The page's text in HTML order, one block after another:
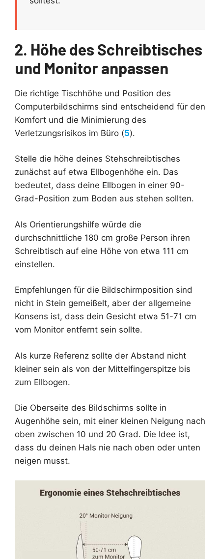
2. Höhe des Schreibtisches
und Monitor anpassen
Die richtige Tischhöhe und Position des
Computerbildschirms sind entscheidend für den
Komfort und die Minimierung des
Verletzungsrisikos im Büro (5).
Stelle die höhe deines Stehschreibtisches
zunächst auf etwa Ellbogenhöhe ein. Das
bedeutet, dass deine Ellbogen in einer 90-
Grad-Position zum Boden aus stehen sollten.
Als Orientierungshilfe würde die
durchschnittliche 180 cm große Person ihren
Schreibtisch auf eine Höhe von etwa 111 cm
einstellen.
Empfehlungen für die Bildschirmposition sind
nicht in Stein gemeißelt, aber der allgemeine
Konsens ist, dass dein Gesicht etwa 51-71 cm
vom Monitor entfernt sein sollte.
Als kurze Referenz sollte der Abstand nicht
kleiner sein als von der Mittelfingerspitze bis
zum Ellbogen.
Die Oberseite des Bildschirms sollte in
Augenhöhe sein, mit einer kleinen Neigung nach
oben zwischen 10 und 20 Grad. Die Idee ist,
dass du deinen Hals nie nach oben oder unten
neigen musst.